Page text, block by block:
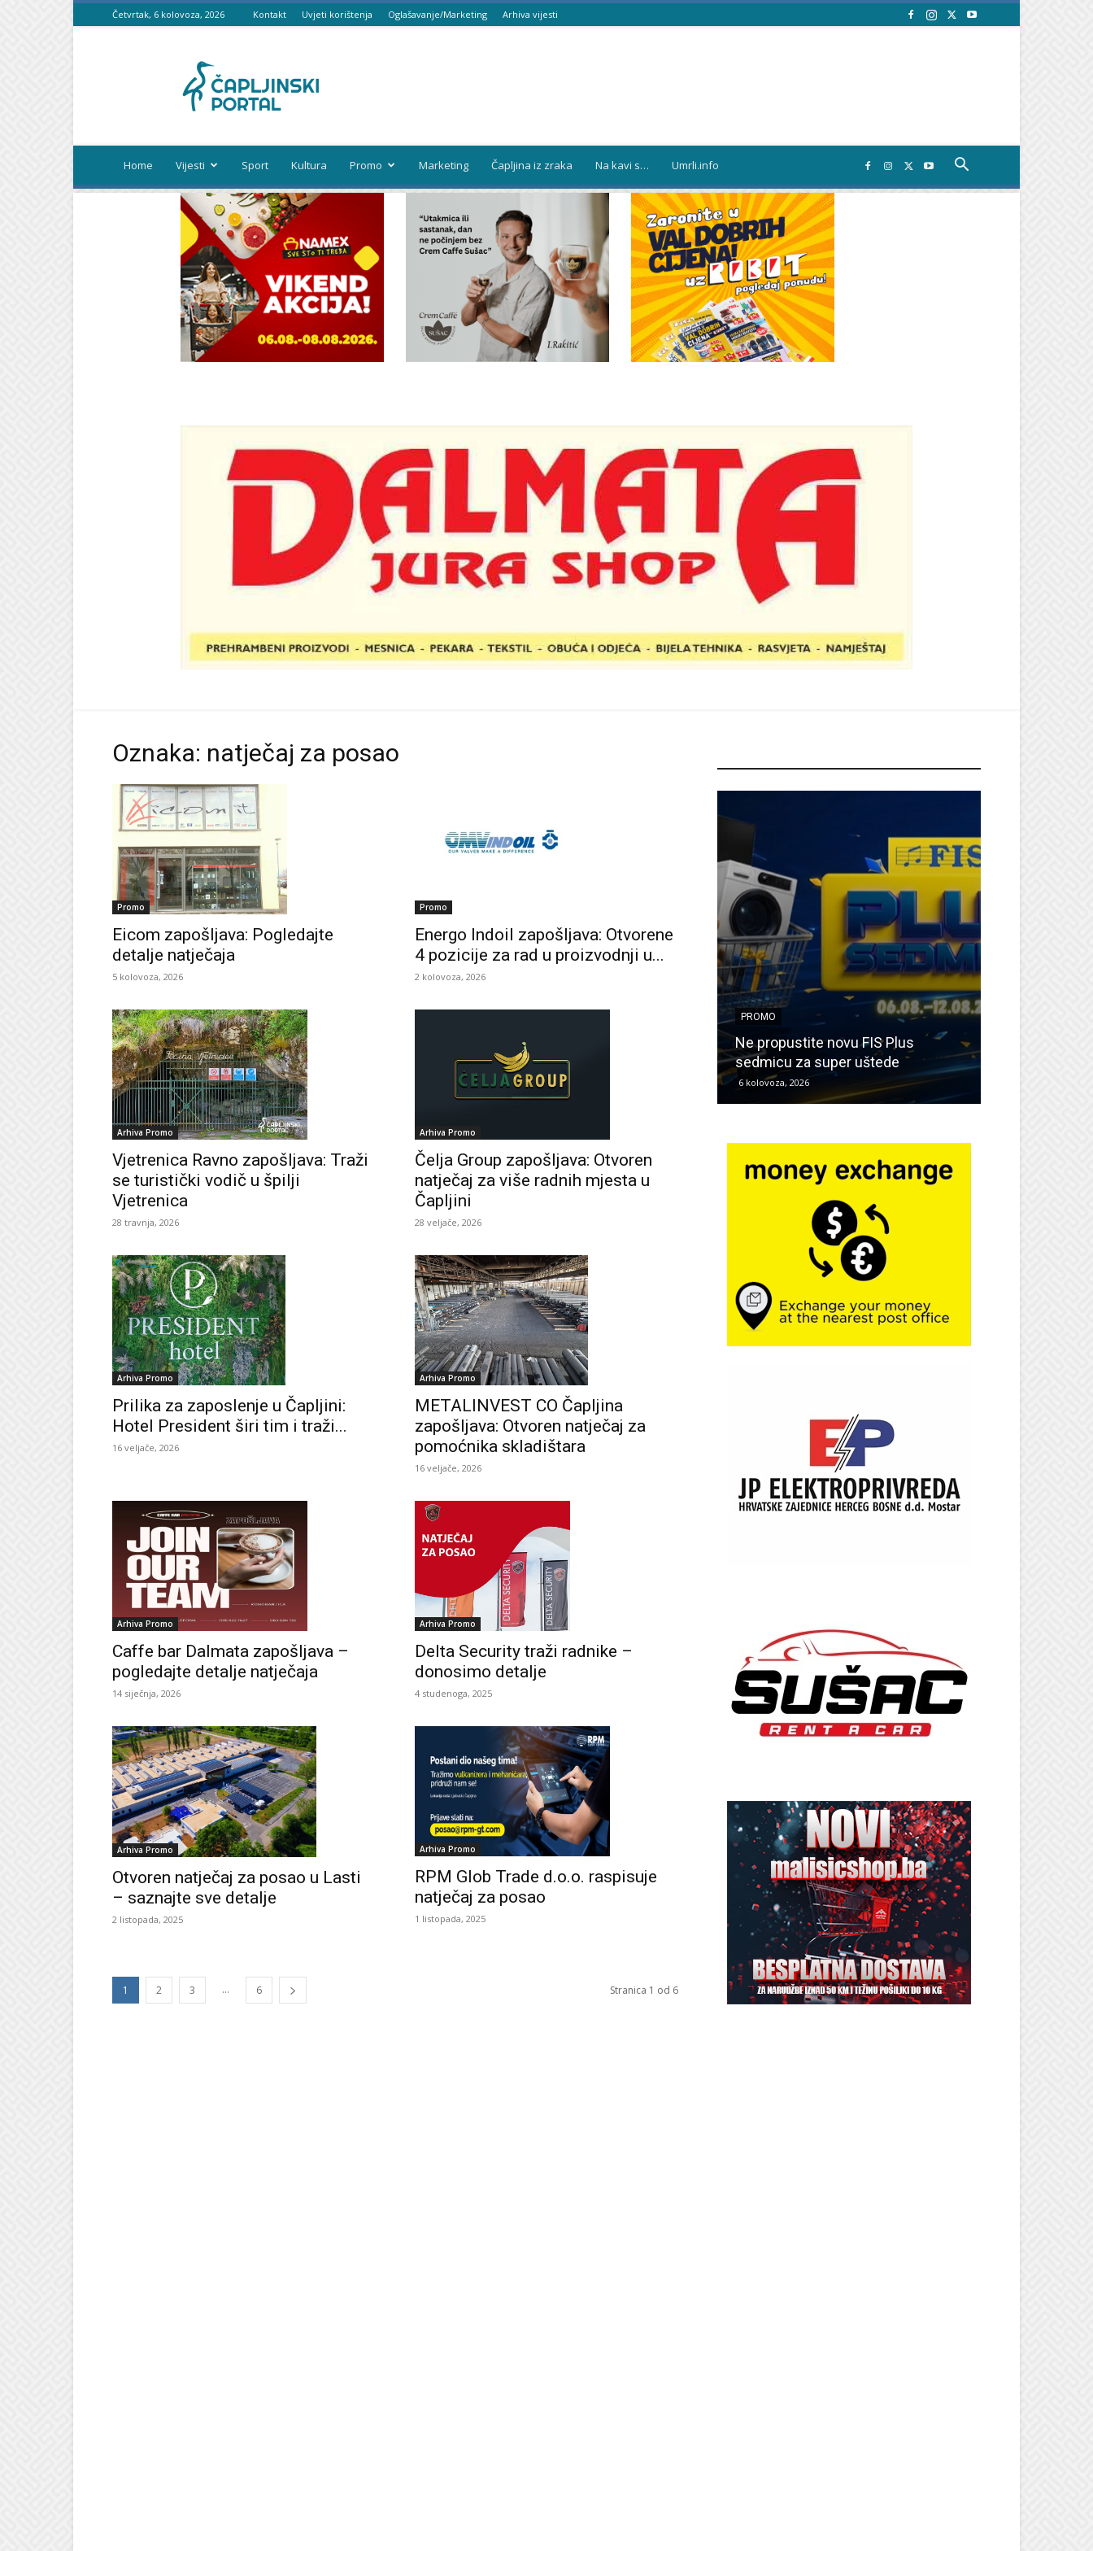
Četvrtak, 6 kolovoza, 2026 Kontakt Uvjeti korištenja Oglašavanje/Marketing Arhiva vijesti
portal
Home Vijesti Sport Kultura Promo Marketing Čapljina iz zraka Na kavi s… Umrli.info
Oznaka: natječaj za posao
Promo
Eicom zapošljava: Pogledajte
detalje natječaja
5 kolovoza, 2026
Promo
Energo Indoil zapošljava: Otvorene
4 pozicije za rad u proizvodnji u...
2 kolovoza, 2026
Arhiva Promo
Vjetrenica Ravno zapošljava: Traži
se turistički vodič u špilji
Vjetrenica
28 travnja, 2026
Arhiva Promo
Čelja Group zapošljava: Otvoren
natječaj za više radnih mjesta u
Čapljini
28 veljače, 2026
Arhiva Promo
Prilika za zaposlenje u Čapljini:
Hotel President širi tim i traži...
16 veljače, 2026
Arhiva Promo
METALINVEST CO Čapljina
zapošljava: Otvoren natječaj za
pomoćnika skladištara
16 veljače, 2026
Arhiva Promo
Caffe bar Dalmata zapošljava –
pogledajte detalje natječaja
14 siječnja, 2026
Arhiva Promo
Delta Security traži radnike –
donosimo detalje
4 studenoga, 2025
Arhiva Promo
Otvoren natječaj za posao u Lasti
– saznajte sve detalje
2 listopada, 2025
Arhiva Promo
RPM Glob Trade d.o.o. raspisuje
natječaj za posao
1 listopada, 2025
1 2 3 ... 6 Stranica 1 od 6
PROMO
Ne propustite novu FIS Plus
sedmicu za super uštede
6 kolovoza, 2026